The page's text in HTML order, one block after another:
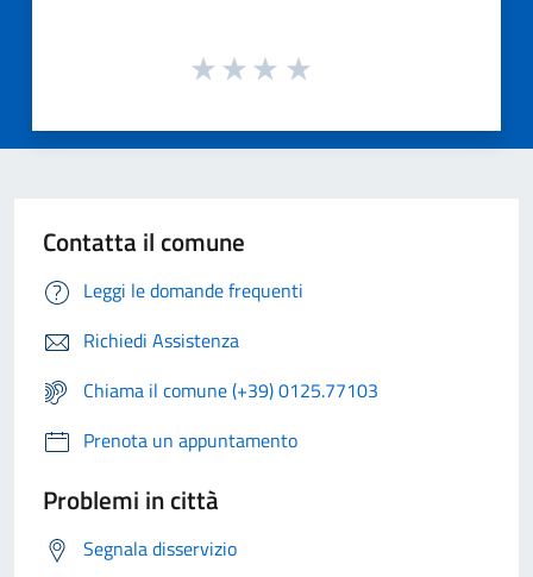
Contatta il comune
Leggi le domande frequenti
Richiedi Assistenza
Chiama il comune (+39) 0125.77103
Prenota un appuntamento
Problemi in città
Segnala disservizio